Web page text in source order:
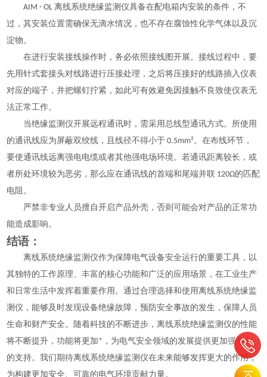
AIM - OL 离线系统绝缘监测仪具备在配电箱内安装的条件，不
过，其安装位置需确保无滴水情况，也不存在腐蚀性化学气体以及沉
淀物。
在进行安装接线操作时，务必依照接线图开展。接线过程中，要
先用针式套接头对线路进行压接处理，之后将压接好的线路插入仪表
对应的端子，并把螺钉拧紧，如此可有效避免因接触不良致使仪表无
法正常工作。
当绝缘监测仪开展远程通讯时，需采用总线型通讯方式。所使用
的通讯线应为屏蔽双绞线，且线径不得小于 0.5mm²。在布线环节，
要使通讯线远离强电电缆或者其他强电场环境。若通讯距离较长，或
者所处环境较为恶劣，那么应在通讯线的首端和尾端并联 120Ω的匹配
电阻。
严禁非专业人员擅自开启产品外壳，否则可能会对产品的正常功
能造成影响。
结语：
离线系统绝缘监测仪作为保障电气设备安全运行的重要工具，以
其独特的工作原理、丰富的核心功能和广泛的应用场景，在工业生产
和日常生活中发挥着重要作用。通过合理选择和使用离线系统绝缘监
测仪，能够及时发现设备绝缘故障，预防安全事故的发生，保障人员
生命和财产安全。随着科技的不断进步，离线系统绝缘监测仪的性能
将不断提升，功能将更加*，为电气安全领域的发展提供更加强有力
的支持。我们期待离线系统绝缘监测仪在未来能够发挥更大的作用，
为构建更加安全、可靠的电气环境贡献力量。